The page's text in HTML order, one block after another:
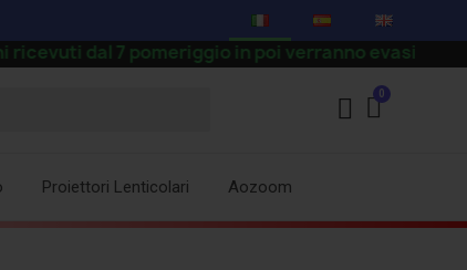
dal 7 pomeriggio in poi verranno evasi a partire dal
Proiettori Lenticolari Aozoom